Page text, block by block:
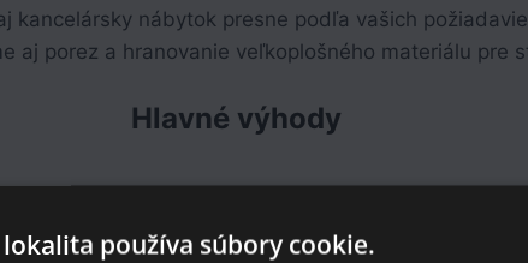
kancelársky nábytok presne podľa vašich
aj porez a hranovanie veľkoplošného materiálu pre
Hlavné výhody
používa súbory cookie.